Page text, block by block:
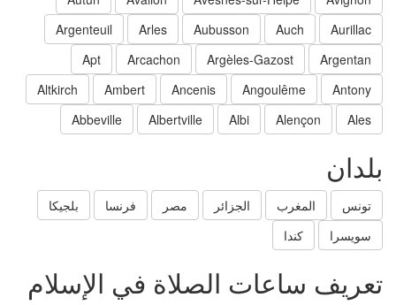
Aurillac
Auch
Aubusson
Arles
Argenteuil
Argentan
Argèles-Gazost
Arcachon
Antony
Angoulême
Ancenis
Ambert
Altkirch
Ales
Alençon
Albertville
Abbeville
تونس المغرب الجزائر مصر فرنسا
بلجيكا
سويسرا
ساعات الصلاة في الإسلام